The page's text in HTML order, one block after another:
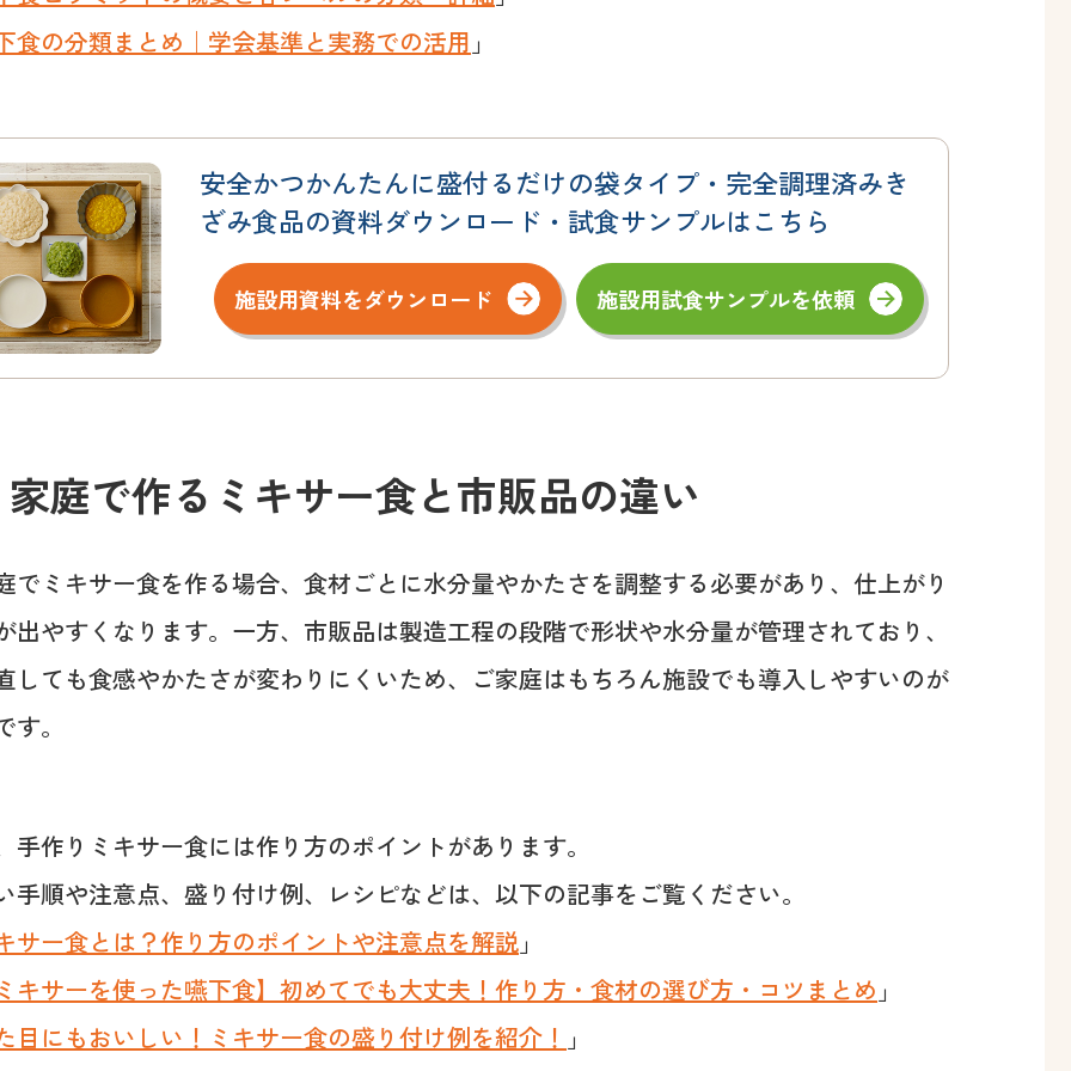
食の分類まとめ｜学会基準と実務での活用 」
安全かつかんたんに盛付るだけの袋タイプ・完全調理済みき
ざみ食品の資料ダウンロード・試食サンプルはこちら
施設用資料をダウンロード 施設用試食サンプルを依頼
家庭で作るミキサー食と市販品の違い
でミキサー食を作る場合、食材ごとに水分量やかたさを調整する必要があり、仕上がり
出やすくなります。一方、市販品は製造工程の段階で形状や水分量が管理されており、
しても食感やかたさが変わりにくいため、ご家庭はもちろん施設でも導入しやすいのが
す。
手作りミキサー食には作り方のポイントがあります。
手順や注意点、盛り付け例、レシピなどは、以下の記事をご覧ください。
サー食とは？作り方のポイントや注意点を解説 」
キサーを使った嚥下食】初めてでも大丈夫！作り方・食材の選び方・コツまとめ 」
目にもおいしい！ミキサー食の盛り付け例を紹介！ 」